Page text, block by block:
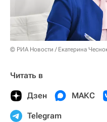
© РИА Новости / Екатерина
Читать в
Дзен МАКС
Telegram